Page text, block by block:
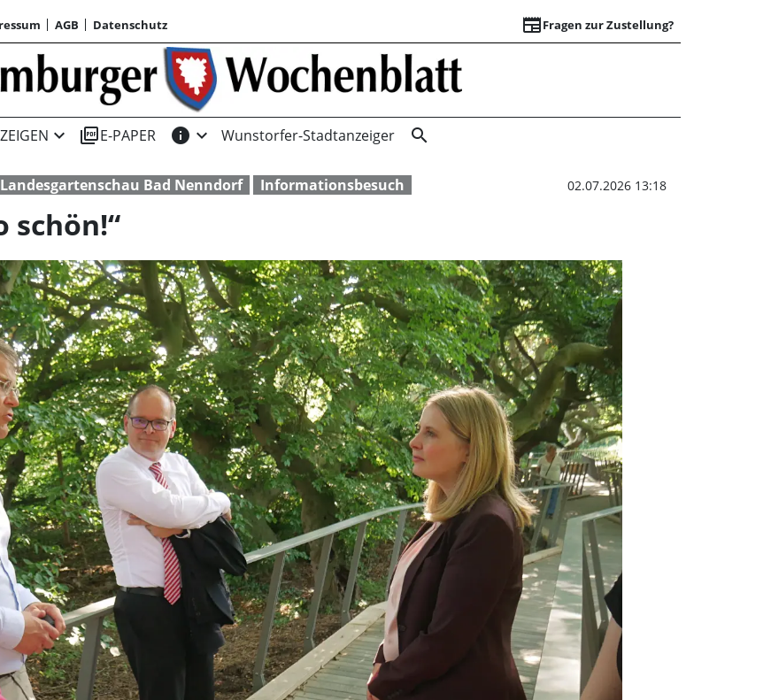
AGB Datenschutz newspaperFragen zur Zustellung?
Hubertz: „Hier ist
expand_more picture_as_pdfE-PAPER info expand_more Wunstorfer-Stadtanzeiger search
Landesgartenschau Bad Nenndorf Informationsbesuch 02.07.2026 13:18
schön!“